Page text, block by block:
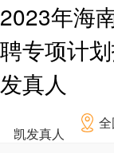
2023年海
聘专项计
发真人
凯发真人